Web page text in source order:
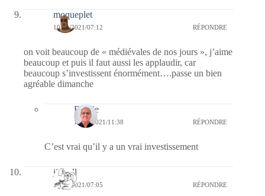
moqueplet
10/10/2021/07:12 RÉPONDRE
on voit beaucoup de « médiévales de nos jours », j’aime
beaucoup et puis il faut aussi les applaudir, car
beaucoup s’investissent énormément….passe un bien
agréable dimanche
Bernie
10/10/2021/11:38 RÉPONDRE
C’est vrai qu’il y a un vrai investissement
jill bill
10/10/2021/07:05 RÉPONDRE